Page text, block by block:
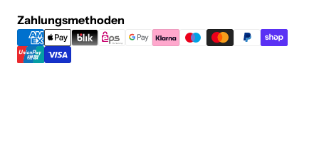
Zahlungsmethoden
Zahlungsmethoden